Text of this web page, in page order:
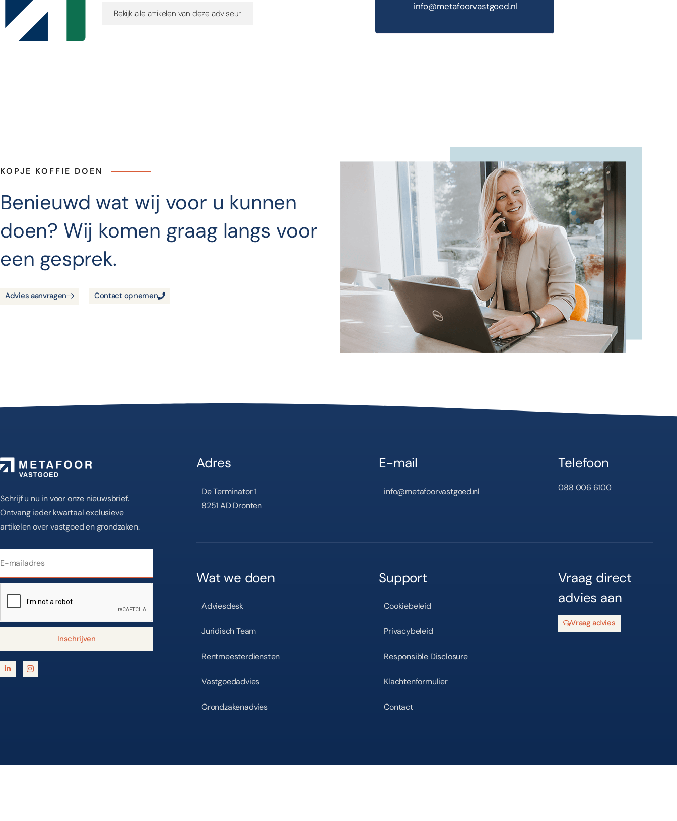
Bekijk alle artikelen van deze adviseur
info@metafoorvastgoed.nl
KOPJE KOFFIE DOEN
Benieuwd wat wij voor u kunnen
doen? Wij komen graag langs voor
een gesprek.
Advies aanvragen Contact opnemen
Schrijf u nu in voor onze nieuwsbrief.
Ontvang ieder kwartaal exclusieve
artikelen over vastgoed en grondzaken.
Inschrijven
Adres
De Terminator 1
8251 AD Dronten
E-mail
info@metafoorvastgoed.nl
Telefoon
088 006 6100
Wat we doen
Adviesdesk
Juridisch Team
Rentmeesterdiensten
Vastgoedadvies
Grondzakenadvies
Support
Cookiebeleid
Privacybeleid
Responsible Disclosure
Klachtenformulier
Contact
Vraag direct
advies aan
Vraag advies